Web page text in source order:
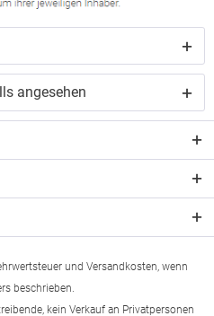
angesehen
und Versandkosten, wenn
beschrieben.
kein Verkauf an Privatpersonen